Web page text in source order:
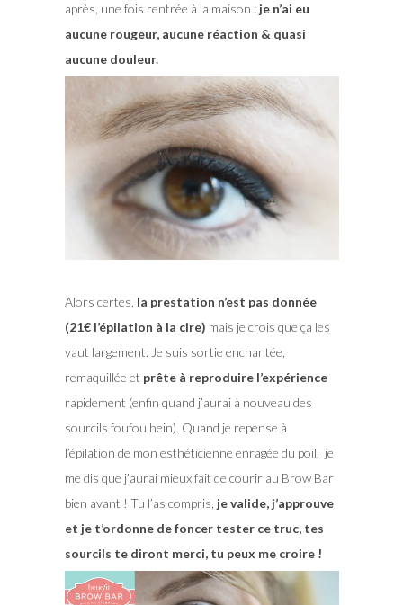
après, une fois rentrée à la maison :je n’ai eu
aucune rougeur, aucune réaction & quasi
aucune douleur.
Alors certes, la prestation n’est pas donnée
(21€ l’épilation à la cire) mais je crois que ça les
vaut largement. Je suis sortie enchantée,
remaquillée et prête à reproduire l’expérience
rapidement (enfin quand j’aurai à nouveau des
sourcils foufou hein). Quand je repense à
l’épilation de mon esthéticienne enragée du poil, je
me dis que j’aurai mieux fait de courir au Brow Bar
bien avant ! Tu l’as compris, je valide, j’approuve
et je t’ordonne de foncer tester ce truc, tes
sourcils te diront merci, tu peux me croire !